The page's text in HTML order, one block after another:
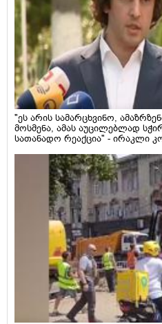
"ეს არის სამარცხვინო,
მოსმენა, ამას აუცილებლად
სათანადო რეაქცია" - ირაკლი